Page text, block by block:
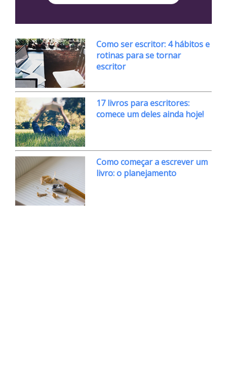
Como ser escritor: 4 hábitos e
rotinas para se tornar
escritor
17 livros para escritores:
comece um deles ainda hoje!
Como começar a escrever um
livro: o planejamento